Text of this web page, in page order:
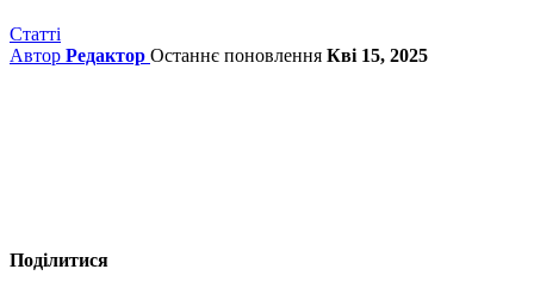
Статті
Автор Редактор Останнє поновлення Кві 15, 2025
Поділитися